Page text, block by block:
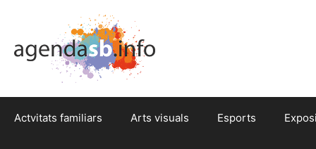
Actvitats familiars Arts visuals Esports